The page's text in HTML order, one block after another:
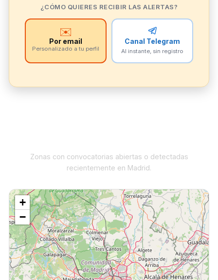
¿CÓMO QUIERES RECIBIR LAS ALERTAS?
✉️
Por email
Personalizado a tu perfil
Canal Telegram
Al instante, sin registro
Zonas con convocatorias abiertas o detectadas
recientemente en Madrid.
+
−